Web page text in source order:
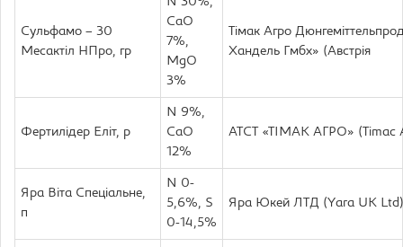
Сульфамо – 30
Месактіл НПро, гр
CaO
7%,
MgO
3%
Тімак Агро
Хандель Гмбх» (Австрія
Фертилідер Еліт, р
N 9%,
CaO
12%
АТСТ «ТІМАК АГРО» (Timac
Яра Віта Спеціальне,
п
N 0-
5,6%, S
0-14,5%
Яра Юкей ЛТД (Yara UK Ltd)